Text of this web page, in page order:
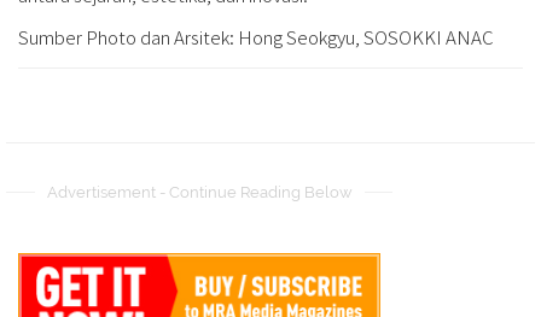
Sumber Photo dan Arsitek: Hong Seokgyu, SOSOKKI ANAC
Advertisement - Continue Reading Below